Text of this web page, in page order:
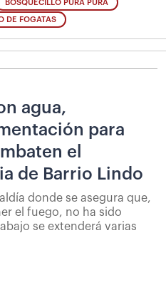
BOSQUECILLO PURA PURA
DE FOGATAS
agua,
para
el
de Barrio Lindo
donde se asegura que,
el fuego, no ha sido
se extenderá varias